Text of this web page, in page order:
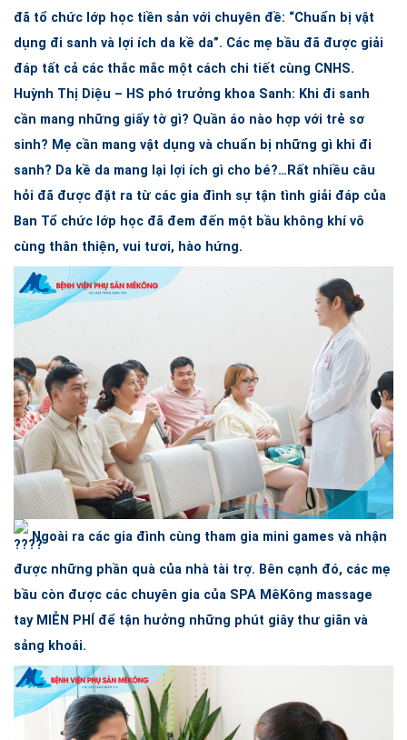
đã tổ chức lớp học tiền sản với chuyên đề: “Chuẩn bị vật
dụng đi sanh và lợi ích da kề da”. Các mẹ bầu đã được giải
đáp tất cả các thắc mắc một cách chi tiết cùng CNHS.
Huỳnh Thị Diệu – HS phó trưởng khoa Sanh: Khi đi sanh
cần mang những giấy tờ gì? Quần áo nào hợp với trẻ sơ
sinh? Mẹ cần mang vật dụng và chuẩn bị những gì khi đi
sanh? Da kề da mang lại lợi ích gì cho bé?…Rất nhiều câu
hỏi đã được đặt ra từ các gia đình sự tận tình giải đáp của
Ban Tổ chức lớp học đã đem đến một bầu không khí vô
cùng thân thiện, vui tươi, hào hứng.
Ngoài ra các gia đình cùng tham gia mini games và nhận
được những phần quà của nhà tài trợ. Bên cạnh đó, các mẹ
bầu còn được các chuyên gia của SPA MêKông massage
tay MIỄN PHÍ để tận hưởng những phút giây thư giãn và
sảng khoái.